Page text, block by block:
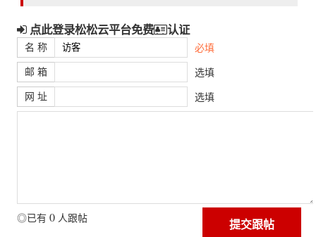
点此登录松松云平台免费 认证
名 称 必填
邮 箱 选填
网 址 选填
◎已有 0 人跟帖